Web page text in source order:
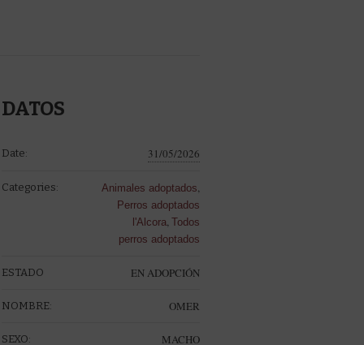
DATOS
Date: 31/05/2026
Categories: Animales adoptados,
Perros adoptados
l'Alcora, Todos
perros adoptados
ESTADO EN ADOPCIÓN
NOMBRE: OMER
SEXO: MACHO